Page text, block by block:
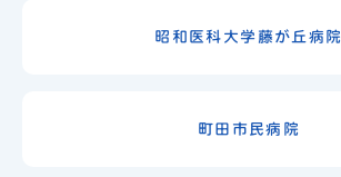
昭和医科大学藤が丘病院
町田市民病院